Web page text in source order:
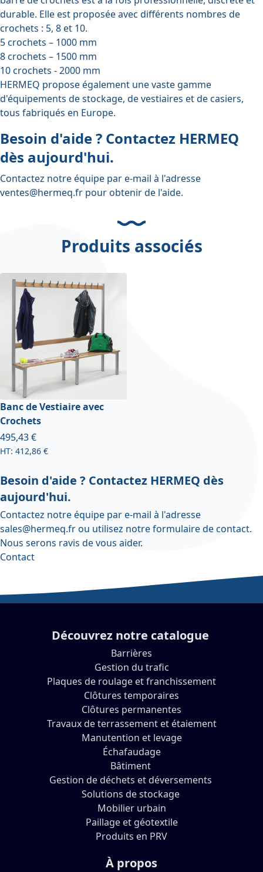
durable. Elle est proposée avec différents nombres de
crochets : 5, 8 et 10.
5 crochets – 1000 mm
8 crochets – 1500 mm
10 crochets - 2000 mm
HERMEQ propose également une vaste gamme
d'équipements de stockage, de vestiaires et de casiers,
tous fabriqués en Europe.
Besoin d'aide ? Contactez HERMEQ
dès aujourd'hui.
Contactez notre équipe par e-mail à l'adresse
ventes@hermeq.fr pour obtenir de l'aide.
Produits associés
Banc de Vestiaire avec
Crochets
À partir de
495,43 €
412,86 €
Besoin d'aide ? Contactez HERMEQ dès
aujourd'hui.
Contactez notre équipe par e-mail à l'adresse
sales@hermeq.frou utilisez notreformulaire de contact.
Nous serons ravis de vous aider.
Contact
Découvrez notre catalogue
Barrières
Gestion du trafic
Plaques de roulage et franchissement
Clôtures temporaires
Clôtures permanentes
Travaux de terrassement et étaiement
Manutention et levage
Échafaudage
Bâtiment
Gestion de déchets et déversements
Solutions de stockage
Mobilier urbain
Paillage et géotextile
Produits en PRV
À propos